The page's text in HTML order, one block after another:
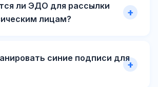
ли ЭДО для рассылки
лицам?
синие подписи для